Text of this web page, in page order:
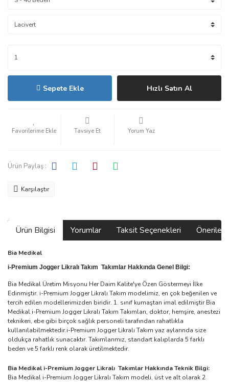
Sepete Ekle Hızlı Satın Al
Tavsiye Et Yorum Yaz
Ürün Paylaş :
Karşılaştır
Ürün Bilgisi Yorumlar Taksit Seçenekleri
Bia Medikal
i-Premium Jogger Likralı Takım Takımlar Hakkında Genel Bilgi:
Bia Medikal Üretim Misyonu Her Daim Kalite'ye Özen Göstermeyi İlke
Edinmiştir. i-Premium Jogger Likralı Takım modelimiz, en çok beğenilen ve
tercih edilen modellerimizden biridir. 1. sınıf kumaştan imal edilmiştir Bia
Medikal i-Premium Jogger Likralı Takım Takımları, doktor, hemşire, anestezi
teknikeri, ebe gibi birçok sağlık personeli tarafından rahatlıkla
kullanılabilmektedir.i-Premium Jogger Likralı Takım yaz aylarında size
oldukça rahatlık sunacaktır. Takımlarımız, standart kalıplarda 5 farklı
beden ve 5 farklı renk olarak üretilmektedir.
Bia Medikal i-Premium Jogger Likralı Takımlar Hakkında Teknik Bilgi:
Bia Medikal i-Premium Jogger Likralı Takım modeli, üst ve alt olarak 2